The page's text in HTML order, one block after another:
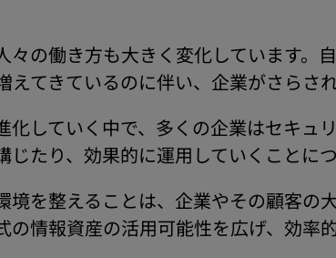
々の働き方も大きく変化しています。
えてきているのに伴い、企業がさらさ
化していく中で、多くの企業はセキュ
たり、効果的に運用していくことに
境を整えることは、企業やその顧客
の情報資産の活用可能性を広げ、効率